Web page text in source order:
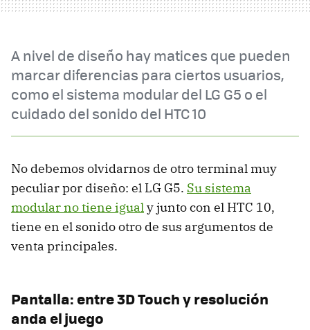
A nivel de diseño hay matices que pueden
marcar diferencias para ciertos usuarios,
como el sistema modular del LG G5 o el
cuidado del sonido del HTC 10
No debemos olvidarnos de otro terminal muy
peculiar por diseño: el LG G5. Su sistema
modular no tiene igualy junto con el HTC 10,
tiene en el sonido otro de sus argumentos de
venta principales.
Pantalla: entre 3D Touch y resolución
anda el juego